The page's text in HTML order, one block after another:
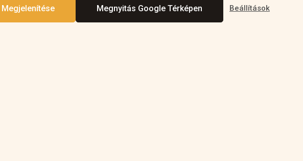
Megjelenítése Megnyitás Google Térképen Beállítások